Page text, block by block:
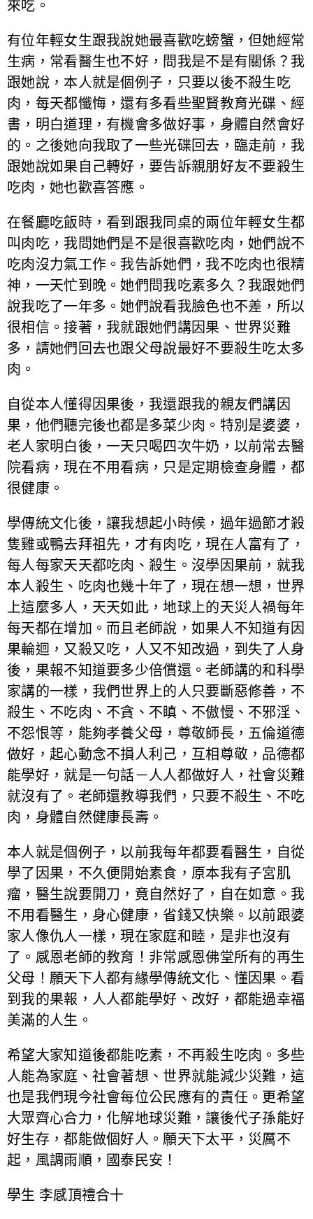
來吃。
有位年輕女生跟我說她最喜歡吃螃蟹，但她經常
生病，常看醫生也不好，問我是不是有關係？我
跟她說，本人就是個例子，只要以後不殺生吃
肉，每天都懺悔，還有多看些聖賢教育光碟、經
書，明白道理，有機會多做好事，身體自然會好
的。之後她向我取了一些光碟回去，臨走前，我
跟她說如果自己轉好，要告訴親朋好友不要殺生
吃肉，她也歡喜答應。
在餐廳吃飯時，看到跟我同桌的兩位年輕女生都
叫肉吃，我問她們是不是很喜歡吃肉，她們說不
吃肉沒力氣工作。我告訴她們，我不吃肉也很精
神，一天忙到晚。她們問我吃素多久？我跟她們
說我吃了一年多。她們說看我臉色也不差，所以
很相信。接著，我就跟她們講因果、世界災難
多，請她們回去也跟父母說最好不要殺生吃太多
肉。
自從本人懂得因果後，我還跟我的親友們講因
果，他們聽完後也都是多菜少肉。特別是婆婆，
老人家明白後，一天只喝四次牛奶，以前常去醫
院看病，現在不用看病，只是定期檢查身體，都
很健康。
學傳統文化後，讓我想起小時候，過年過節才殺
隻雞或鴨去拜祖先，才有肉吃，現在人富有了，
每人每家天天都吃肉、殺生。沒學因果前，就我
本人殺生、吃肉也幾十年了，現在想一想，世界
上這麼多人，天天如此，地球上的天災人禍每年
每天都在增加。而且老師說，如果人不知道有因
果輪迴，又殺又吃，人又不知改過，到失了人身
後，果報不知道要多少倍償還。老師講的和科學
家講的一樣，我們世界上的人只要斷惡修善，不
殺生、不吃肉、不貪、不瞋、不傲慢、不邪淫、
不怨恨等，能夠孝養父母，尊敬師長，五倫道德
做好，起心動念不損人利己，互相尊敬，品德都
能學好，就是一句話－人人都做好人，社會災難
就沒有了。老師還教導我們，只要不殺生、不吃
肉，身體自然健康長壽。
本人就是個例子，以前我每年都要看醫生，自從
學了因果，不久便開始素食，原本我有子宮肌
瘤，醫生說要開刀，竟自然好了，自在如意。我
不用看醫生，身心健康，省錢又快樂。以前跟婆
家人像仇人一樣，現在家庭和睦，是非也沒有
了。感恩老師的教育！非常感恩佛堂所有的再生
父母！願天下人都有緣學傳統文化、懂因果。看
到我的果報，人人都能學好、改好，都能過幸福
美滿的人生。
希望大家知道後都能吃素，不再殺生吃肉。多些
人能為家庭、社會著想、世界就能減少災難，這
也是我們現今社會每位公民應有的責任。更希望
大眾齊心合力，化解地球災難，讓後代子孫能好
好生存，都能做個好人。願天下太平，災厲不
起，風調雨順，國泰民安！
學生 李感頂禮合十